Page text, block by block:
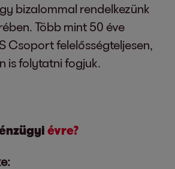
bizalommal rendelkezünk
Több mint 50 éve
Csoport felelősségteljesen,
is folytatni fogjuk.
évre?